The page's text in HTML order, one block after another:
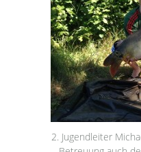
2. Jugendleiter